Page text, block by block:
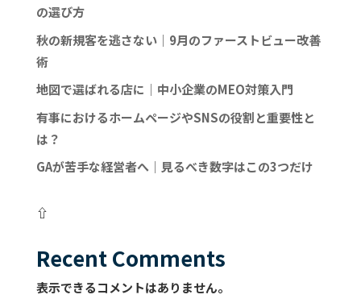
の選び方
秋の新規客を逃さない｜9月のファーストビュー改善
術
地図で選ばれる店に｜中小企業のMEO対策入門
有事におけるホームページやSNSの役割と重要性と
は？
GAが苦手な経営者へ｜見るべき数字はこの3つだけ
⇧
Recent Comments
表示できるコメントはありません。